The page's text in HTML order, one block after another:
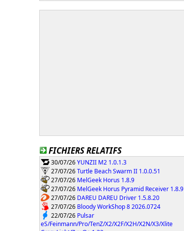
FICHIERS RELATIFS
30/07/26YUNZII M2 1.0.1.3
27/07/26Turtle Beach Swarm II 1.0.0.51
27/07/26 MelGeek Horus 1.8.9
27/07/26 MelGeek Horus Pyramid Receiver 1.8.9
27/07/26 DAREU DAREU Driver 1.5.8.20
27/07/26 Bloody WorkShop 8 2026.0724
22/07/26 Pulsar
eS/Feinmann/Pro/TenZ/X2/X2F/X2H/X2N/X3/Xlite